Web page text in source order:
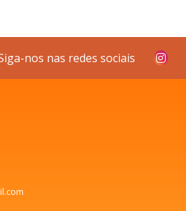
nos nas redes sociais